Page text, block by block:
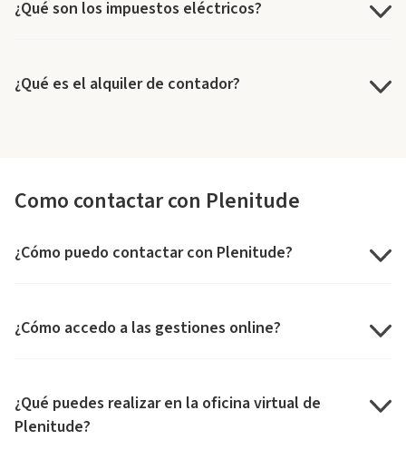
¿Qué son los impuestos eléctricos?
¿Qué es el alquiler de contador?
Como contactar con Plenitude
¿Cómo puedo contactar con Plenitude?
¿Cómo accedo a las gestiones online?
¿Qué puedes realizar en la oficina virtual de
Plenitude?